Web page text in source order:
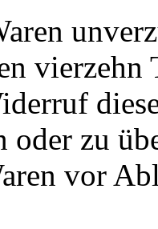
vierzehn
oder zu
vor